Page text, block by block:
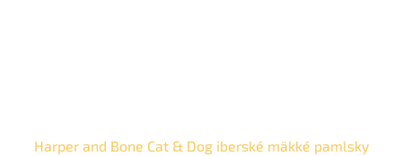
Harper and Bone Cat & Dog iberské mäkké pamlsky